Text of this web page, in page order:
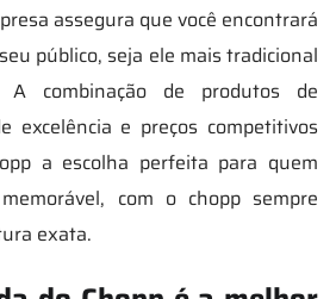
assegura que você encontrará
público, seja ele mais tradicional
combinação de produtos de
excelência e preços competitivos
a escolha perfeita para quem
com o chopp sempre
exata.